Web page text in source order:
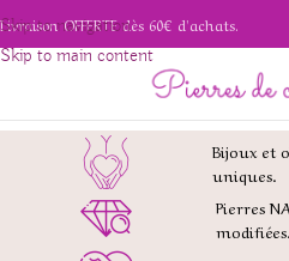
Skip to navigation
Skip to main content
Livraison OFFERTE dès 60€ d'achats.
Bijoux et
uniques.
Pierres
modifiées.